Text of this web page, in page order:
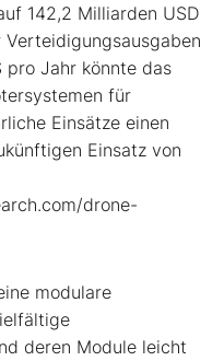
142,2 Milliarden USD
pro Jahr könnte das
für
Einsätze einen
Einsatz von
drone-
modulare
deren Module leicht